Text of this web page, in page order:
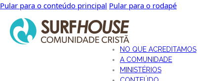
Pular para o conteúdo principal Pular para o rodapé
NO QUE ACREDITAMOS
A COMUNIDADE
MINISTÉRIOS